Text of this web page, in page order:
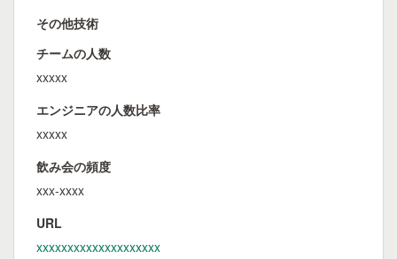
その他技術
チームの人数
xxxxx
エンジニアの人数比率
xxxxx
飲み会の頻度
xxx-xxxx
URL
xxxxxxxxxxxxxxxxxxxx